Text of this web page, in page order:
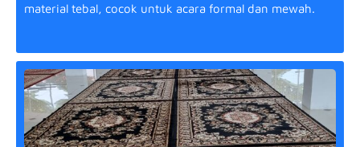
material tebal, cocok untuk acara formal dan mewah.